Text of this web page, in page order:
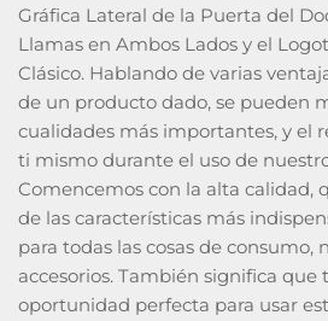
Gráfica Lateral de la Puerta del
Llamas en Ambos Lados y el
Clásico. Hablando de varias
de un producto dado, se pueden
cualidades más importantes, y el
ti mismo durante el uso de
Comencemos con la alta calidad,
de las características más
para todas las cosas de consumo,
accesorios. También significa que
oportunidad perfecta para usar